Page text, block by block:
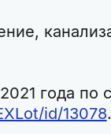
года по
id/13078.